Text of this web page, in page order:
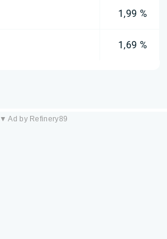
1,99 %
1,69 %
▼ Ad by Refinery89